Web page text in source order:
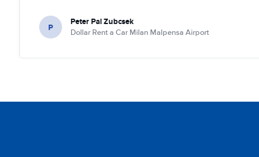
P Peter Pal Zubcsek
Dollar Rent a Car Milan Malpensa Airport